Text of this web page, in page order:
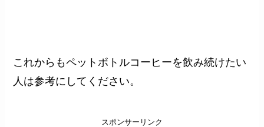
これからもペットボトルコーヒーを飲み続けたい
人は参考にしてください。
スポンサーリンク